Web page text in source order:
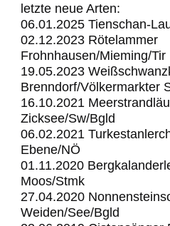
letzte neue Arten:
06.01.2025 Tienschan-
02.12.2023 Rötelammer
Frohnhausen/Mieming/Tir
19.05.2023
Brenndorf/Völkermarkter
16.10.2021
Zicksee/Sw/Bgld
06.02.2021
Ebene/NÖ
01.11.2020
Moos/Stmk
27.04.2020
Weiden/See/Bgld